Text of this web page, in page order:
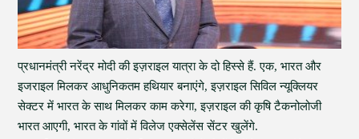
प्रधानमंत्री नरेंद्र मोदी की इज़राइल यात्रा के दो हिस्से हैं. एक, भारत और
इजराइल मिलकर आधुनिकतम हथियार बनाएंगे, इज़राइल सिविल न्यूक्लियर
सेक्टर में भारत के साथ मिलकर काम करेगा, इज़राइल की कृषि टैकनोलोजी
भारत आएगी, भारत के गांवों में विलेज एक्सेलेंस सेंटर खुलेंगे.